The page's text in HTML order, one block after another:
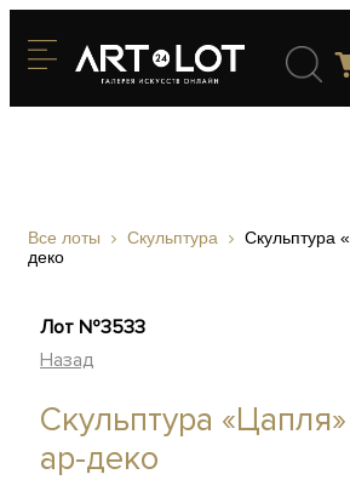
Все лоты Скульптура
Скульптура
деко
Лот №3533
Назад
Скульптура
ар-деко